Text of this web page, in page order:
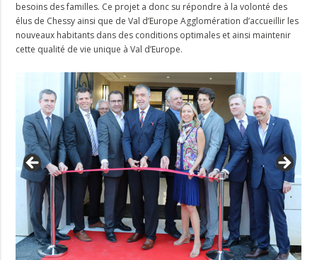
besoins des familles. Ce projet a donc su répondre à la volonté des
élus de Chessy ainsi que de Val d’Europe Agglomération d’accueillir les
nouveaux habitants dans des conditions optimales et ainsi maintenir
cette qualité de vie unique à Val d’Europe.